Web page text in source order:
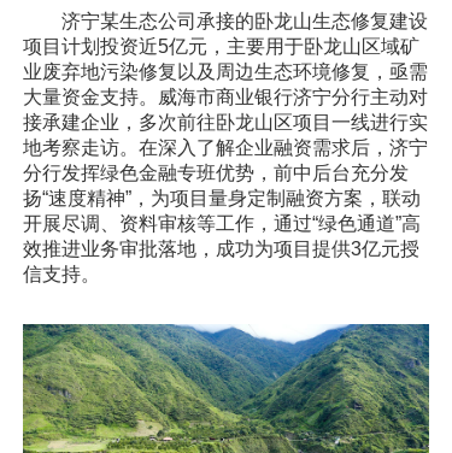
济宁某生态公司承接的卧龙山生态修复建设
项目计划投资近5亿元，主要用于卧龙山区域矿
业废弃地污染修复以及周边生态环境修复，亟需
大量资金支持。威海市商业银行济宁分行主动对
接承建企业，多次前往卧龙山区项目一线进行实
地考察走访。在深入了解企业融资需求后，济宁
分行发挥绿色金融专班优势，前中后台充分发
扬“速度精神”，为项目量身定制融资方案，联动
开展尽调、资料审核等工作，通过“绿色通道”高
效推进业务审批落地，成功为项目提供3亿元授
信支持。